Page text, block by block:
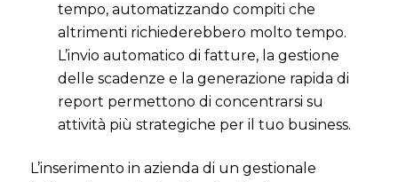
tempo, automatizzando compiti che
altrimenti richiederebbero molto tempo.
L’invio automatico di fatture, la gestione
delle scadenze e la generazione rapida di
report permettono di concentrarsi su
attività più strategiche per il tuo business.
L’inserimento in azienda di un gestionale